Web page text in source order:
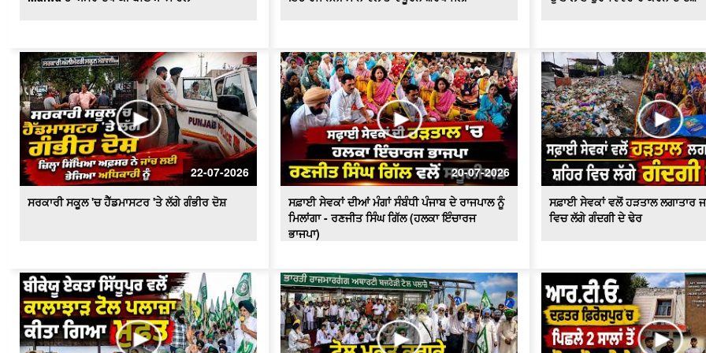
22-07-2026
ਸਰਕਾਰੀ ਸਕੂਲ 'ਚ ਹੈੱਡਮਾਸਟਰ 'ਤੇ ਲੱਗੇ ਗੰਭੀਰ ਦੋਸ਼
20-07-2026
ਸਫ਼ਾਈ ਸੇਵਕਾਂ ਦੀਆਂ ਮੰਗਾਂ ਸੰਬੰਧੀ ਪੰਜਾਬ ਦੇ ਰਾਜਪਾਲ ਨੂੰ
ਮਿਲਾਂਗਾ - ਰਣਜੀਤ ਸਿੰਘ ਗਿੱਲ (ਹਲਕਾ ਇੰਚਾਰਜ
ਭਾਜਪਾ)
ਸਫ਼ਾਈ ਸੇਵਕਾਂ ਵਲੋਂ ਹੜਤਾਲ ਲਗਾਤਾਰ
ਵਿਚ ਲੱਗੇ ਗੰਦਗੀ ਦੇ ਢੇਰ